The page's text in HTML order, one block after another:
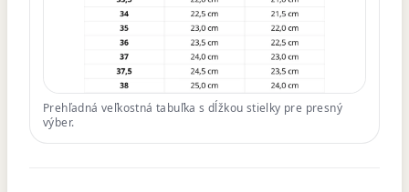
Prehľadná veľkostná tabuľka s dĺžkou stielky pre presný
výber.